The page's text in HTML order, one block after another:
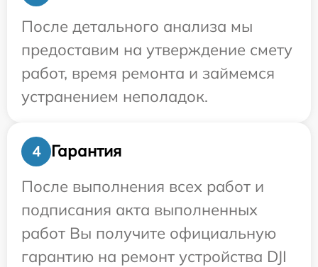
После детального анализа мы
предоставим на утверждение смету
работ, время ремонта и займемся
устранением неполадок.
4
Гарантия
После выполнения всех работ и
подписания акта выполненных
работ Вы получите официальную
гарантию на ремонт устройства DJI